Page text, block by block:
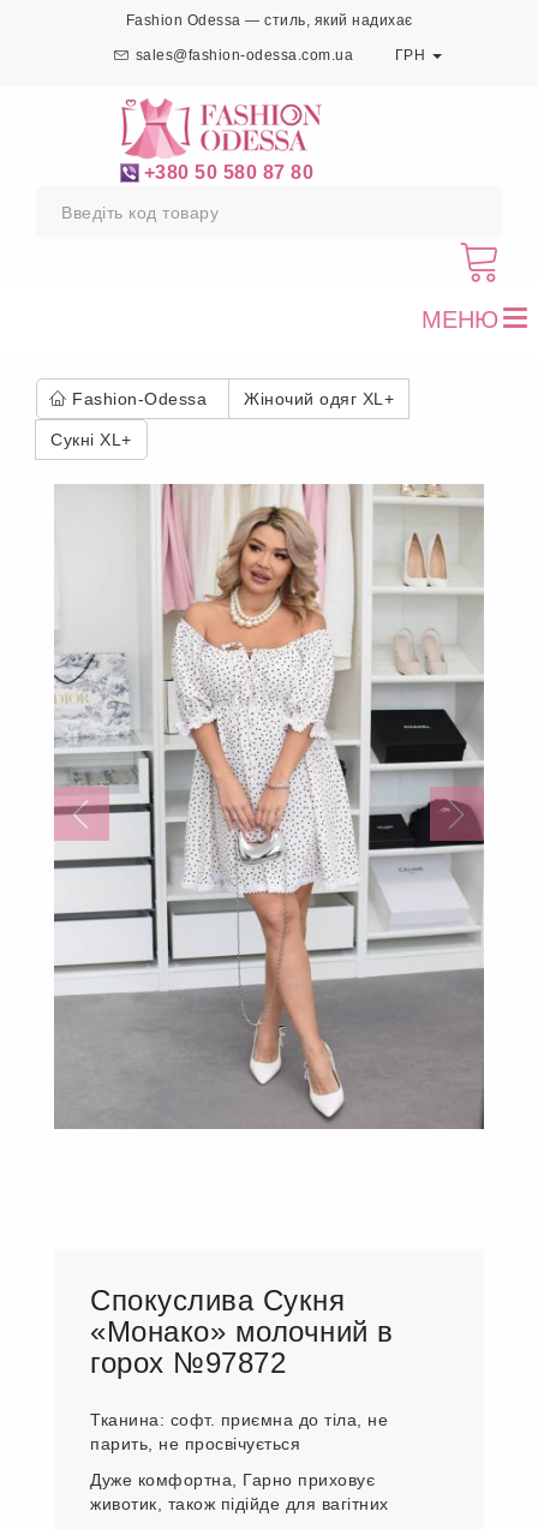
Fashion Odessa — стиль, який надихає
sales@fashion-odessa.com.ua ГРН
+380 50 580 87 80
МЕНЮ
Fashion-Odessa Жіночий одяг XL+
Сукні XL+
Спокуслива Сукня
«Монако» молочний в
горох №97872
Тканина: софт. приємна до тіла, не
парить, не просвічується
Дуже комфортна, Гарно приховує
животик, також підійде для вагітних